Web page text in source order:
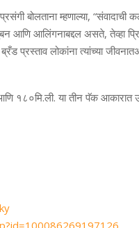
प्रसंगी बोलताना म्हणाल्या, “संवादाची
आणि आलिंगनाबद्दल असते, तेव्हा
ब्रँड प्रस्ताव लोकांना त्यांच्या जीवनात
१८०मि.ली. या तीन पॅक आकारात